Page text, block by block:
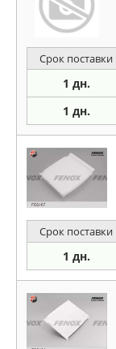
Срок поставки
1 дн.
1 дн.
Срок поставки
1 дн.